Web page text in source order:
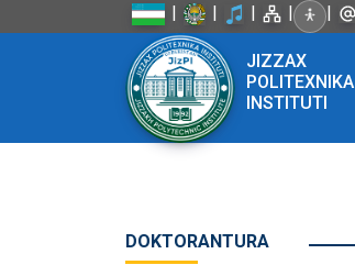
| | | | |
JIZZAX
POLITEXNIKA
INSTITUTI
DOKTORANTURA